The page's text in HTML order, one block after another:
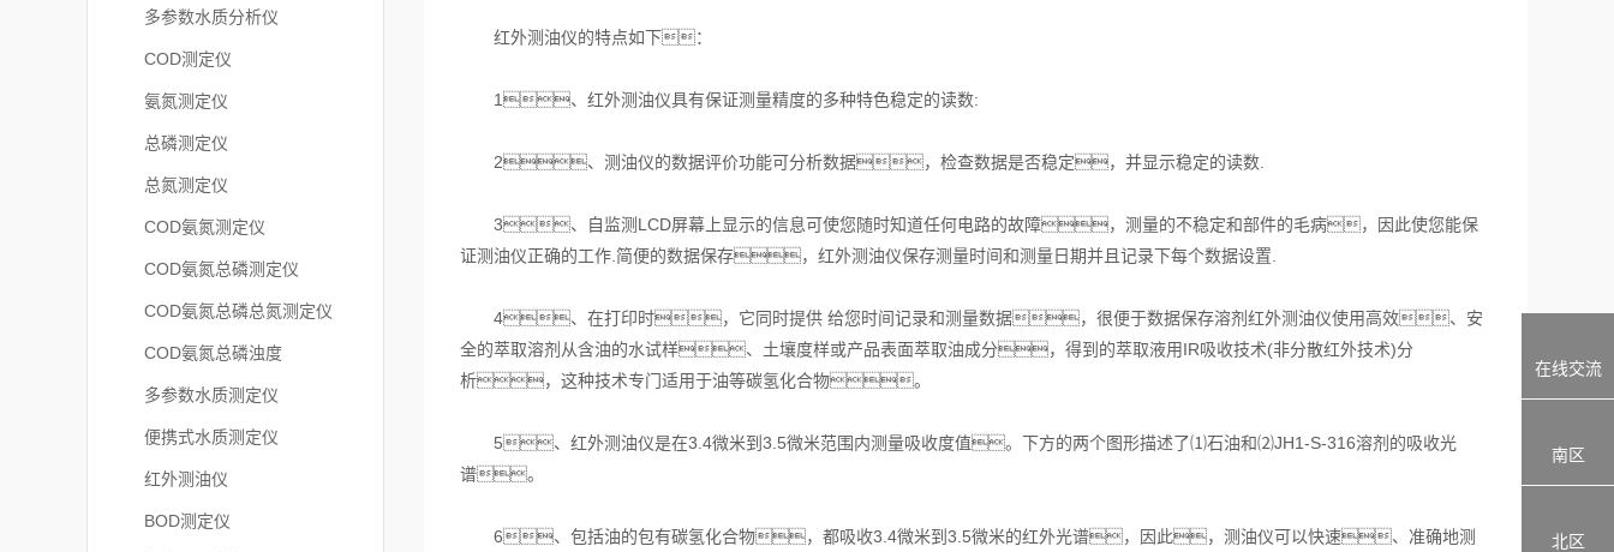
多参数水质分析仪
COD测定仪
氨氮测定仪
总磷测定仪
总氮测定仪
COD氨氮测定仪
COD氨氮总磷测定仪
COD氨氮总磷总氮测定仪
COD氨氮总磷浊度
多参数水质测定仪
便携式水质测定仪
红外测油仪
BOD测定仪
红外测油仪的特点如下：
1、红外测油仪具有保证测量精度的多种特色稳定的读数:
2、测油仪的数据评价功能可分析数据，检查数据是否稳定，并显示稳定的读数.
3、自监测LCD屏幕上显示的信息可使您随时知道任何电路的故障，测量的不稳定和部件的毛病，因此使您能保
证测油仪正确的工作.简便的数据保存，红外测油仪保存测量时间和测量日期并且记录下每个数据设置.
4、在打印时，它同时提供 给您时间记录和测量数据，很便于数据保存溶剂红外测油仪使用高效、安
全的萃取溶剂从含油的水试样、土壤度样或产品表面萃取油成分，得到的萃取液用IR吸收技术(非分散红外技术)分
析，这种技术专门适用于油等碳氢化合物。
5、红外测油仪是在3.4微米到3.5微米范围内测量吸收度值。下方的两个图形描述了⑴石油和⑵JH1-S-316溶剂的吸收光
谱。
6、包括油的包有碳氢化合物，都吸收3.4微米到3.5微米的红外光谱，因此，测油仪可以快速、准确地测
在线交流
南区
北区